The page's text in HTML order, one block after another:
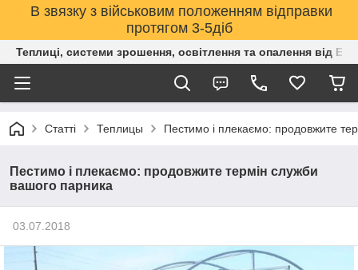
В звязку з військовим положенням відправки
протягом 3-5діб
Теплиці, системи зрошення, освітлення та опалення від
Статті Теплицы Пестимо і плекаємо: продовжите
Пестимо і плекаємо: продовжите термін служби
вашого парника
03.07.2018